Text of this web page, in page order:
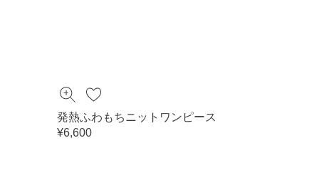
発熱ふわもちニットワンピース
¥6,600